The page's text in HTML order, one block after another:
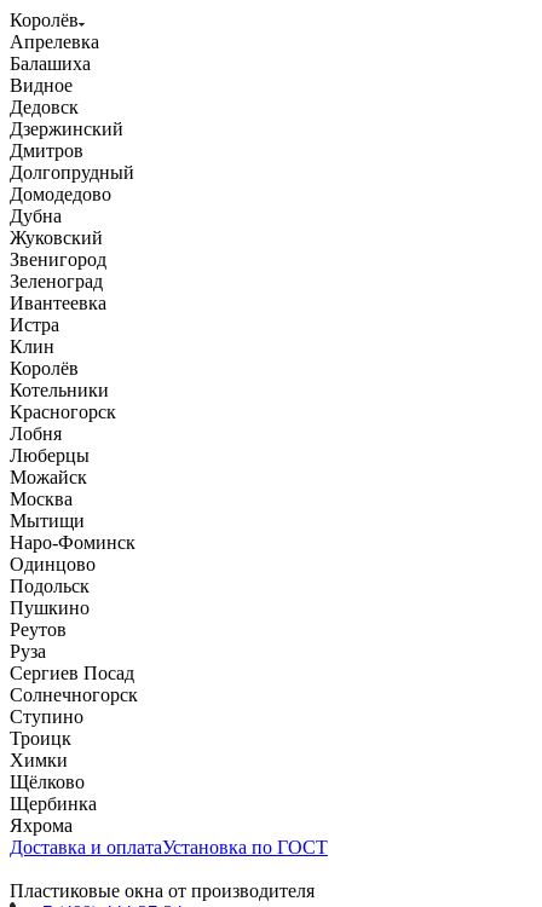
Королёв
Апрелевка
Балашиха
Видное
Дедовск
Дзержинский
Дмитров
Долгопрудный
Домодедово
Дубна
Жуковский
Звенигород
Зеленоград
Ивантеевка
Истра
Клин
Королёв
Котельники
Красногорск
Лобня
Люберцы
Можайск
Москва
Мытищи
Наро-Фоминск
Одинцово
Подольск
Пушкино
Реутов
Руза
Сергиев Посад
Солнечногорск
Ступино
Троицк
Химки
Щёлково
Щербинка
Яхрома
Доставка и оплатаУстановка по ГОСТ
Пластиковые окна от производителя